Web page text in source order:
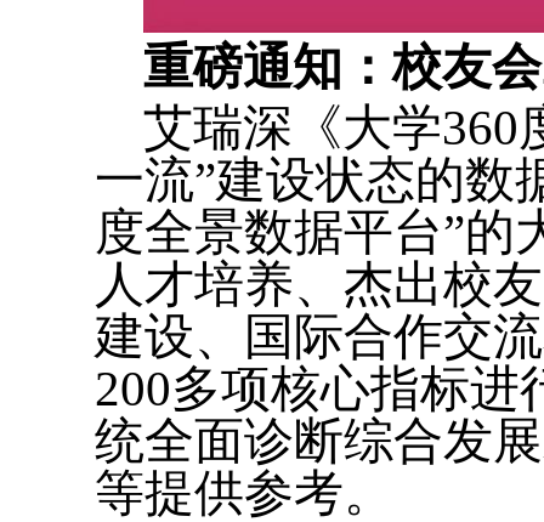
重磅通知：校友
艾瑞深《大学360
一流”建设状态的数
度全景数据平台”的
人才培养、杰出校
建设、国际合作交
200多项核心指标
统全面诊断综合发
等提供参考。